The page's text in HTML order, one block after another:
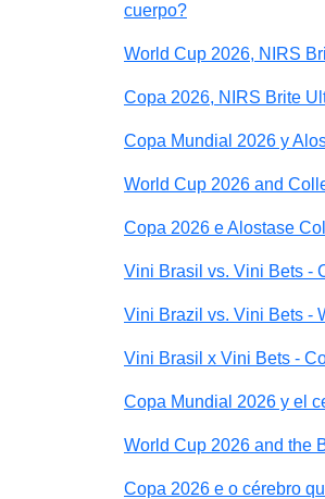
cuerpo?
World Cup 2026, NIRS
Copa 2026, NIRS Brite
Copa Mundial 2026 y
World Cup 2026 and
Copa 2026 e Alostase
Vini Brasil vs. Vini Bets -
Vini Brazil vs. Vini Bets -
Vini Brasil x Vini Bets -
Copa Mundial 2026 y el
World Cup 2026 and the
Copa 2026 e o cérebro